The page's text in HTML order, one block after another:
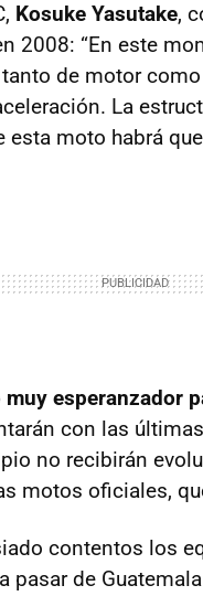
Kosuke Yasutake,
2008: “En este
de motor
La
moto habrá
esperanzador
con las
no recibirán
motos oficiales,
contentos los
pasar de